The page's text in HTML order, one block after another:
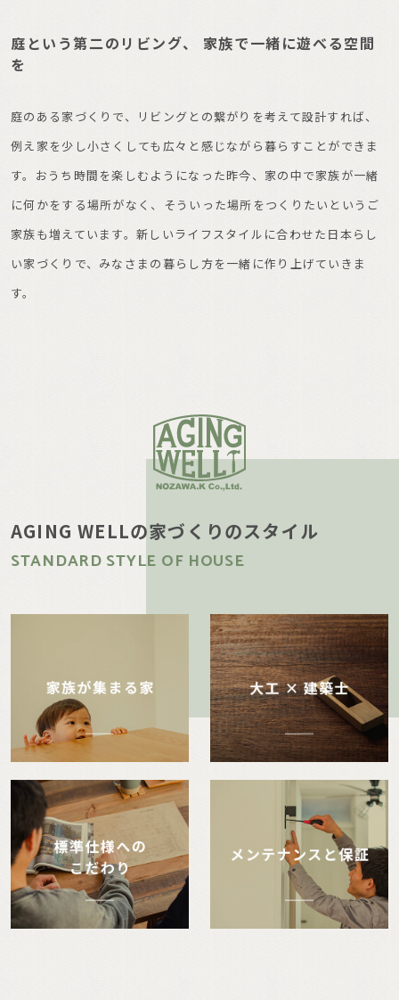
庭という第二のリビング、 家族で一緒に遊べる空間
を
庭のある家づくりで、リビングとの繋がりを考えて設計すれば、
例え家を少し小さくしても広々と感じながら暮らすことができま
す。おうち時間を楽しむようになった昨今、家の中で家族が一緒
に何かをする場所がなく、そういった場所をつくりたいというご
家族も増えています。新しいライフスタイルに合わせた日本らし
い家づくりで、みなさまの暮らし方を一緒に作り上げていきま
す。
AGING WELLの家づくりのスタイル
STANDARD STYLE OF HOUSE